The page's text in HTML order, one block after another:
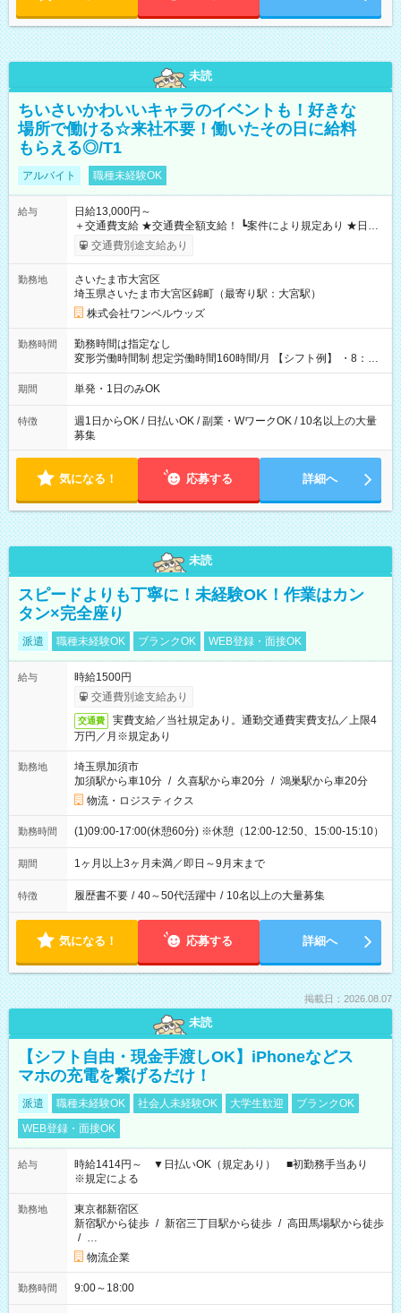
未読
ちいさいかわいいキャラのイベントも！好きな
場所で働ける☆来社不要！働いたその日に給料
もらえる◎/T1
アルバイト 職種未経験OK
給与
日給13,000円～
＋交通費支給 ★交通費全額支給！ ┗案件により規定あり ★日払
いOK！（規定あり） ┗働いたその日に現金GET♪ お仕事後はコ
ンビニATMから 日払い分を引き落とせます！ 【試用期間】試
交通費別途支給あり
勤務地
さいたま市大宮区
埼玉県さいたま市大宮区錦町（最寄り駅：大宮駅）
株式会社ワンベルウッズ
勤務時間
勤務時間は指定なし
変形労働時間制 想定労働時間160時間/月 【シフト例】 ・8：00
～21：00
期間 単発・1日のみOK
特徴
週1日からOK / 日払いOK / 副業・WワークOK / 10名以上の大量
募集
気になる！ 応募する 詳細へ
未読
スピードよりも丁寧に！未経験OK！作業はカン
タン×完全座り
派遣 職種未経験OK ブランクOK WEB登録・面接OK
給与
時給1500円
交通費別途支給あり
交通費
実費支給／当社規定あり。通勤交通費実費支払／上限4
万円／月※規定あり
勤務地
埼玉県加須市
加須駅から車10分 / 久喜駅から車20分 / 鴻巣駅から車20分
物流・ロジスティクス
勤務時間 (1)09:00-17:00(休憩60分) ※休憩（12:00-12:50、15:00-15:10）
期間 1ヶ月以上3ヶ月未満／即日～9月末まで
特徴 履歴書不要 / 40～50代活躍中 / 10名以上の大量募集
気になる！ 応募する 詳細へ
掲載日：2026.08.07
未読
【シフト自由・現金手渡しOK】iPhoneなどス
マホの充電を繋げるだけ！
派遣 職種未経験OK 社会人未経験OK 大学生歓迎
ブランクOK
WEB登録・面接OK
給与
時給1414円～ ▼日払いOK（規定あり） ■初勤務手当あり
※規定による
勤務地
東京都新宿区
新宿駅から徒歩 / 新宿三丁目駅から徒歩 / 高田馬場駅から徒歩
/ …
物流企業
勤務時間 9:00～18:00